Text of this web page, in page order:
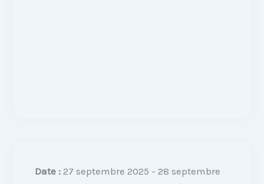
Date : 27 septembre 2025 - 28 septembre